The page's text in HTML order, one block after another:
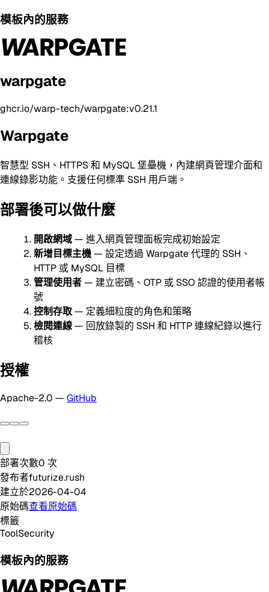
模板內的服務
warpgate
ghcr.io/warp-tech/warpgate:v0.21.1
Warpgate
智慧型 SSH、HTTPS 和 MySQL 堡壘機，內建網頁管理介面和
連線錄影功能。支援任何標準 SSH 用戶端。
部署後可以做什麼
開啟網域— 進入網頁管理面板完成初始設定
新增目標主機— 設定透過 Warpgate 代理的 SSH、
HTTP 或 MySQL 目標
管理使用者— 建立密碼、OTP 或 SSO 認證的使用者帳
號
控制存取— 定義細粒度的角色和策略
檢閱連線— 回放錄製的 SSH 和 HTTP 連線紀錄以進行
稽核
授權
Apache-2.0 — GitHub
部署次數0 次
發布者futurize.rush
建立於2026-04-04
原始碼查看原始碼
標籤
ToolSecurity
模板內的服務